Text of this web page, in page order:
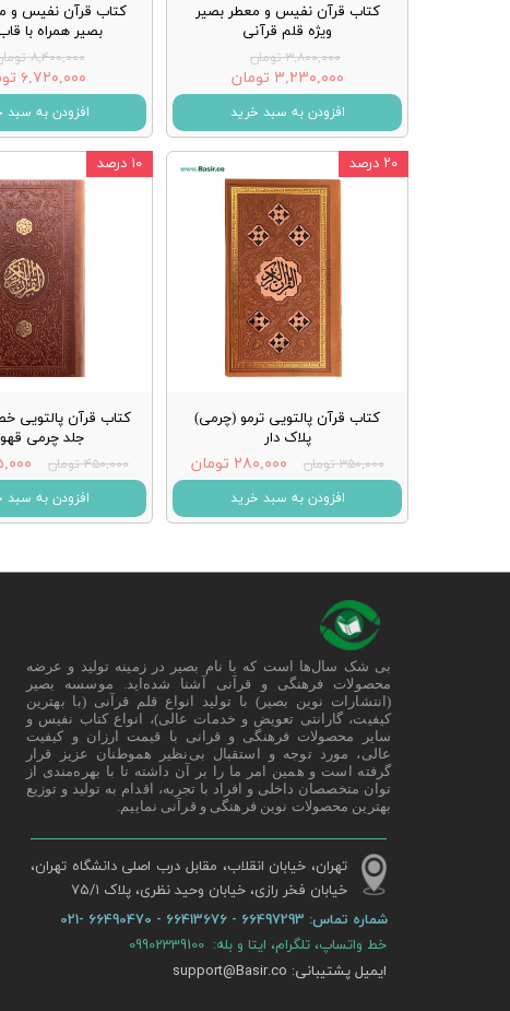
کتاب قرآن نفیس و معطر بصیر
ویژه قلم قرآنی
۳,۸۰۰,۰۰۰ تومان
۳,۲۳۰,۰۰۰ تومان
افزودن به سبد خرید
کتاب قرآن نفیس و
بصیر همراه با
۸,۴۰۰,۰۰۰ تومان
۶,۷۲۰,۰۰۰ تومان
افزودن به سبد
کتاب قرآن پالتویی ترمو (چرمی)
پلاک دار
۳۵۰,۰۰۰ تومان ۲۸۰,۰۰۰ تومان
افزودن به سبد خرید
۲۰ درصد
کتاب قرآن پالتویی
جلد چرمی
۴۵۰,۰۰۰ تومان
افزودن به سبد
۱۰ درصد
تهران، خیابان انقلاب، مقابل درب اصلی دانشگاه تهران،
خیابان فخر رازی، خیابان وحید نظری، پلاک ۷۵/۱​​​​​​​
شماره تماس:
بی شک سال‌ها است که با نام بصیر در زمینه تولید و عرضه
محصولات فرهنگی و قرآنی آشنا شده‌اید. موسسه بصیر
(انتشارات نوین بصیر) با تولید انواع قلم قرآنی (با بهترین
کیفیت، گارانتی تعویض و خدمات عالی)، انواع کتاب نفیس و
سایر محصولات فرهنگی و قرانی با قیمت ارزان و کیفیت
عالی، مورد توجه و استقبال بی‌نظیر هموطنان عزیز قرار
گرفته است و همین امر ما را بر آن داشته تا با بهره‌مندی از
توان متخصصان داخلی و افراد با تجربه، اقدام به تولید و توزیع
بهترین محصولات نوین فرهنگی و قرآنی نماییم.
خط واتساپ، تلگرام، ایتا و بله: 09902339100
ایمیل پشتیبانی: support@Basir.co